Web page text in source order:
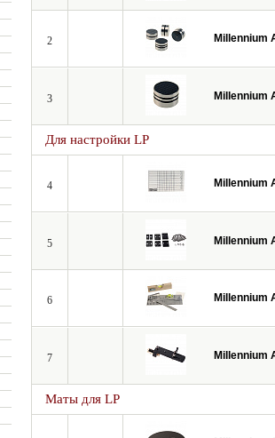
2 Millennium
3 Millennium
Для настройки LP
4 Millennium
5 Millennium
6 Millennium
7 Millennium
Маты для LP